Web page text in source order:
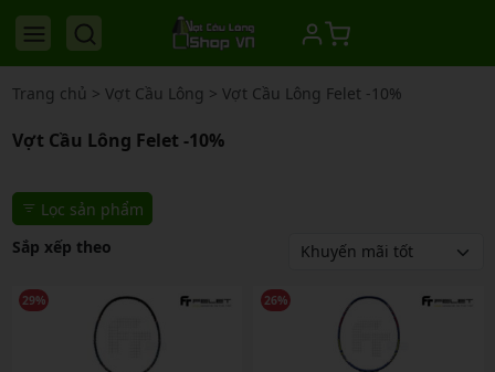
Trang chủ > Vợt Cầu Lông > Vợt Cầu Lông Felet -10%
Vợt Cầu Lông Felet -10%
Lọc sản phẩm
Sắp xếp theo
29% 26%